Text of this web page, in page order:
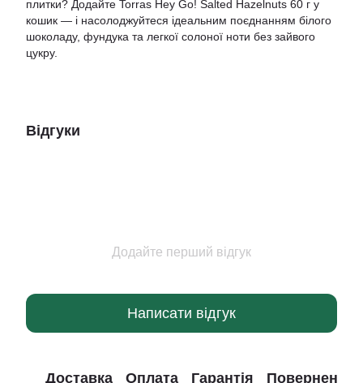
плитки? Додайте Torras Hey Go! Salted Hazelnuts 60 г у
кошик — і насолоджуйтеся ідеальним поєднанням білого
шоколаду, фундука та легкої солоної ноти без зайвого
цукру.
Відгуки
Додайте перший відгук
Написати відгук
Доставка Оплата Гарантія Повернення